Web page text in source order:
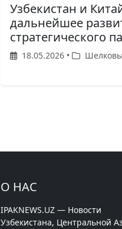
Узбекистан и
дальнейшее
стратегического
18.05.2026 •
О НАС
IPAKNEWS.UZ — Новости
Узбекистана, Центральной